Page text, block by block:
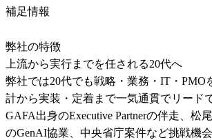
補足情報
弊社の特徴
上流から実行までを任される20代へ
弊社では20代でも戦略・業務・IT・PMO
計から実装・定着まで一気通貫でリード
GAFA出身のExecutive Partnerの伴走、松
のGenAI協業、中央省庁案件など挑戦機